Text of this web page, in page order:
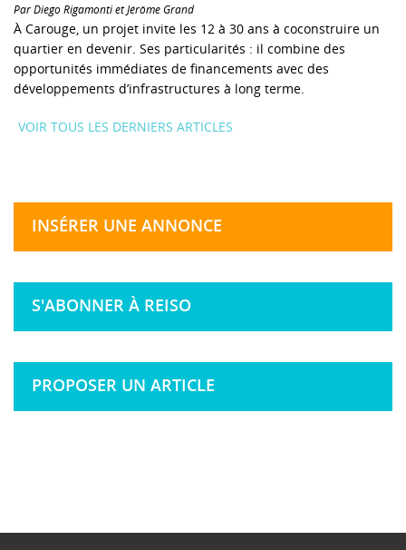
Par Diego Rigamonti et Jérôme Grand
À Carouge, un projet invite les 12 à 30 ans à coconstruire un
quartier en devenir. Ses particularités : il combine des
opportunités immédiates de financements avec des
développements d’infrastructures à long terme.
VOIR TOUS LES DERNIERS ARTICLES
INSÉRER UNE ANNONCE
S'ABONNER À REISO
PROPOSER UN ARTICLE